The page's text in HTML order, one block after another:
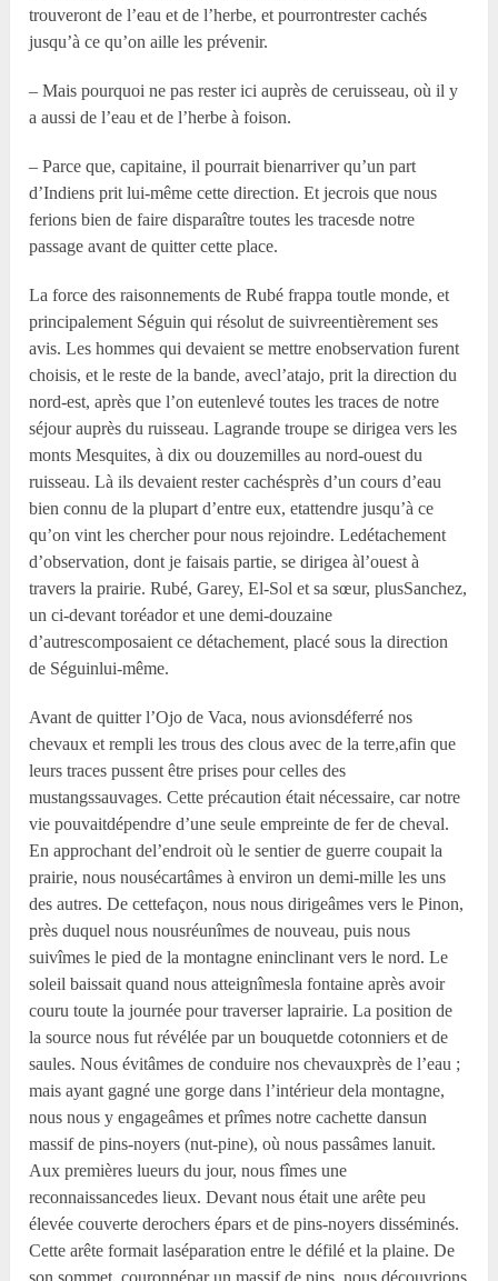
trouveront de l’eau et de l’herbe, et pourrontrester cachés
jusqu’à ce qu’on aille les prévenir.
– Mais pourquoi ne pas rester ici auprès de ceruisseau, où il y
a aussi de l’eau et de l’herbe à foison.
– Parce que, capitaine, il pourrait bienarriver qu’un part
d’Indiens prit lui-même cette direction. Et jecrois que nous
ferions bien de faire disparaître toutes les tracesde notre
passage avant de quitter cette place.
La force des raisonnements de Rubé frappa toutle monde, et
principalement Séguin qui résolut de suivreentièrement ses
avis. Les hommes qui devaient se mettre enobservation furent
choisis, et le reste de la bande, avecl’atajo, prit la direction du
nord-est, après que l’on eutenlevé toutes les traces de notre
séjour auprès du ruisseau. Lagrande troupe se dirigea vers les
monts Mesquites, à dix ou douzemilles au nord-ouest du
ruisseau. Là ils devaient rester cachésprès d’un cours d’eau
bien connu de la plupart d’entre eux, etattendre jusqu’à ce
qu’on vint les chercher pour nous rejoindre. Ledétachement
d’observation, dont je faisais partie, se dirigea àl’ouest à
travers la prairie. Rubé, Garey, El-Sol et sa sœur, plusSanchez,
un ci-devant toréador et une demi-douzaine
d’autrescomposaient ce détachement, placé sous la direction
de Séguinlui-même.
Avant de quitter l’Ojo de Vaca, nous avionsdéferré nos
chevaux et rempli les trous des clous avec de la terre,afin que
leurs traces pussent être prises pour celles des
mustangssauvages. Cette précaution était nécessaire, car notre
vie pouvaitdépendre d’une seule empreinte de fer de cheval.
En approchant del’endroit où le sentier de guerre coupait la
prairie, nous nousécartâmes à environ un demi-mille les uns
des autres. De cettefaçon, nous nous dirigeâmes vers le Pinon,
près duquel nous nousréunîmes de nouveau, puis nous
suivîmes le pied de la montagne eninclinant vers le nord. Le
soleil baissait quand nous atteignîmesla fontaine après avoir
couru toute la journée pour traverser laprairie. La position de
la source nous fut révélée par un bouquetde cotonniers et de
saules. Nous évitâmes de conduire nos chevauxprès de l’eau ;
mais ayant gagné une gorge dans l’intérieur dela montagne,
nous nous y engageâmes et prîmes notre cachette dansun
massif de pins-noyers (nut-pine), où nous passâmes lanuit.
Aux premières lueurs du jour, nous fîmes une
reconnaissancedes lieux. Devant nous était une arête peu
élevée couverte derochers épars et de pins-noyers disséminés.
Cette arête formait laséparation entre le défilé et la plaine. De